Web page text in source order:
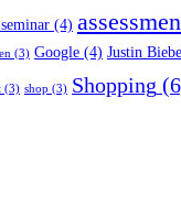
(4)
(3) Google (4) Justin
(3) shop (3) Shopping